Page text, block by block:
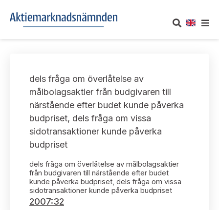
Om oss
Vårt uppdrag
Informationsgivning
Stadgar
Arbetsordning
UTTALANDEN
Om nämndens uttalanden
Framställningar och konsultation
Uttalanden sorterade efter publiceringsdatum
Samtliga uttalanden sorterade årsvis
TAKEOVER-REGLER
Takeover-regler för reglerade marknader och vissa
handelsplattformar
AKTUELLT
Nyheter och pressmeddelanden
Prenumerera
KONTAKT
Kontakt angående ansökningar och uttalanden
dels fråga om överlåtelse av
målbolagsaktier från budgivaren till
närstående efter budet kunde påverka
budpriset, dels fråga om vissa
sidotransaktioner kunde påverka
budpriset
dels fråga om överlåtelse av målbolagsaktier
från budgivaren till närstående efter budet
kunde påverka budpriset, dels fråga om vissa
sidotransaktioner kunde påverka budpriset
2007:32